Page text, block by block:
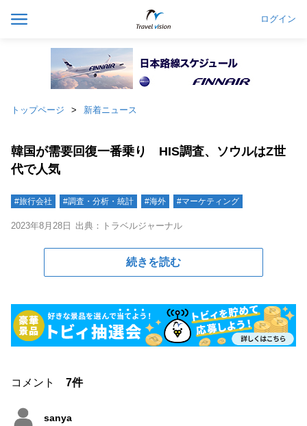
ログイン
トップページ 新着ニュース
韓国が需要回復一番乗り HIS調査、ソウルはZ世
代で人気
#旅行会社 #調査・分析・統計 #海外 #マーケティング
2023年8月28日 出典：トラベルジャーナル
続きを読む
コメント 7件
sanya